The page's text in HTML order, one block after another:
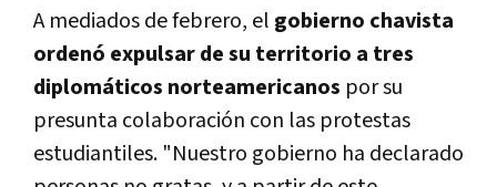
A mediados de febrero, el gobierno chavista
ordenó expulsar de su territorio a tres
diplomáticos norteamericanos por su
presunta colaboración con las protestas
estudiantiles. "Nuestro gobierno ha declarado